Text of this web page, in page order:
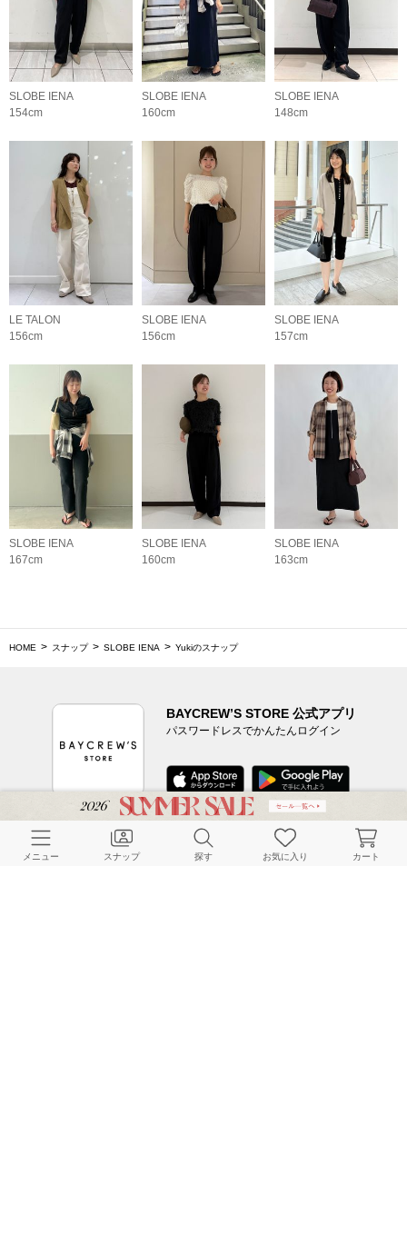
SLOBE IENA
154cm
SLOBE IENA
160cm
SLOBE IENA
148cm
LE TALON
156cm
SLOBE IENA
156cm
SLOBE IENA
157cm
SLOBE IENA
167cm
SLOBE IENA
160cm
SLOBE IENA
163cm
HOME スナップ SLOBE IENA Yukiのスナップ
BAYCREW’S STORE 公式アプリ
パスワードレスでかんたんログイン
CUSTOMER SERVICE
メニュー スナップ 探す お気に入り カート